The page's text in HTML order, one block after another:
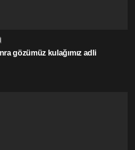
gözümüz kulağımız adli